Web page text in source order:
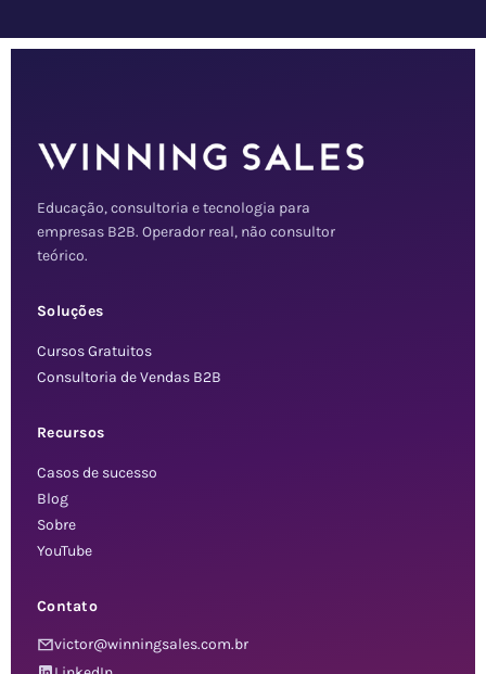
Educação, consultoria e tecnologia para
empresas B2B. Operador real, não consultor
teórico.
Soluções
Cursos Gratuitos
Consultoria de Vendas B2B
Recursos
Casos de sucesso
Blog
Sobre
YouTube
Contato
victor@winningsales.com.br